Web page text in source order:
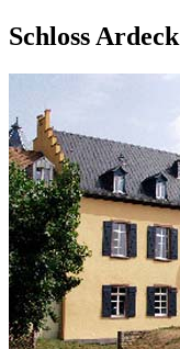
Schloss Ardeck